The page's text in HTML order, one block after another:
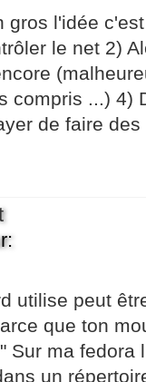
gros l'idée
le net 2)
compris ...) 4)
de faire
utilise peut
que ton
Sur ma fedora
un